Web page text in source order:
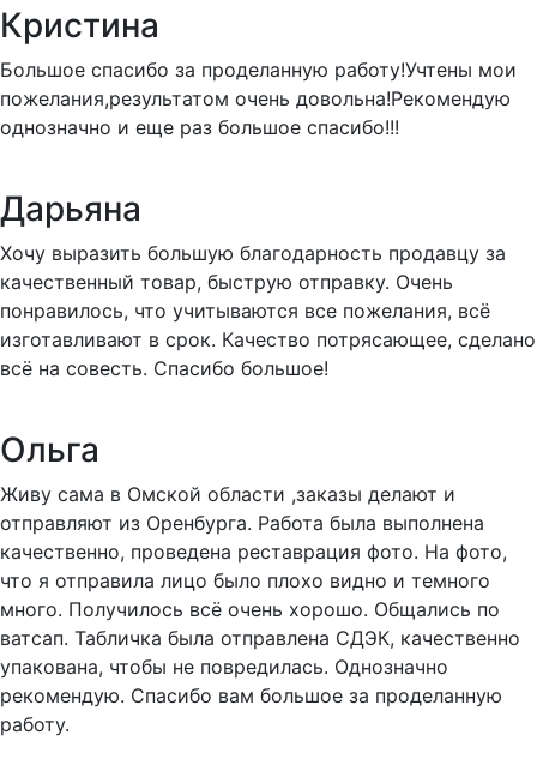
Кристина
Большое спасибо за проделанную работу!Учтены мои
пожелания,результатом очень довольна!Рекомендую
однозначно и еще раз большое спасибо!!!
Дарьяна
Хочу выразить большую благодарность продавцу за
качественный товар, быструю отправку. Очень
понравилось, что учитываются все пожелания, всё
изготавливают в срок. Качество потрясающее, сделано
всё на совесть. Спасибо большое!
Ольга
Живу сама в Омской области ,заказы делают и
отправляют из Оренбурга. Работа была выполнена
качественно, проведена реставрация фото. На фото,
что я отправила лицо было плохо видно и темного
много. Получилось всë очень хорошо. Общались по
ватсап. Табличка была отправлена СДЭК, качественно
упакована, чтобы не повредилась. Однозначно
рекомендую. Спасибо вам большое за проделанную
работу.